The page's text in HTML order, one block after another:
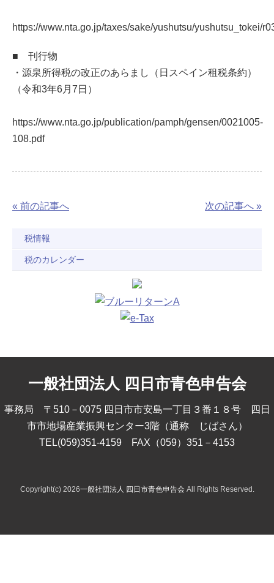
https://www.nta.go.jp/taxes/sake/yushutsu/yushutsu_tokei/
■ 刊行物
・源泉所得税の改正のあらまし（日スペイン租税条約）
（令和3年6月7日）
https://www.nta.go.jp/publication/pamph/gensen/0021005-
108.pdf
« 前の記事へ 次の記事へ »
税情報
税のカレンダー
一般社団法人 四日市青色申告会
事務局 〒510－0075 四日市市安島一丁目３番１８号 四日
市市地場産業振興センター3階（通称 じばさん）
TEL(059)351-4159 FAX（059）351－4153
Copyright(c) 2026一般社団法人 四日市青色申告会All Rights Reserved.